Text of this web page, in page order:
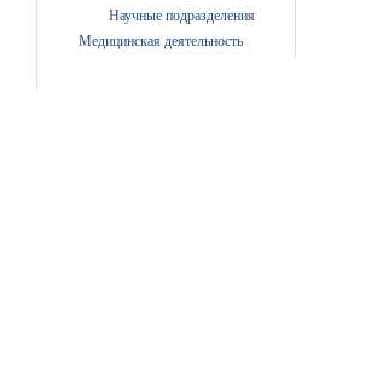
Научные подразделения
Медицинская деятельность